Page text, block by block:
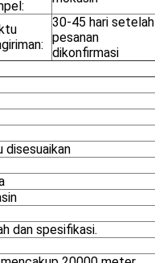
30-45 hari setelah
pesanan
dikonfirmasi
disesuaikan
dan spesifikasi.